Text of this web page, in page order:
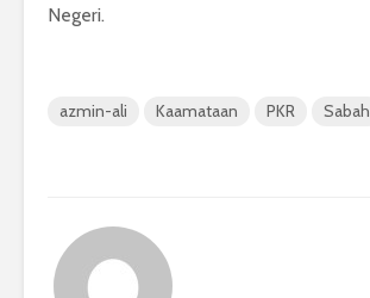
Negeri.
azmin-ali Kaamataan PKR Sabah